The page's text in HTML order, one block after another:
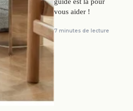
guide est là pour
vous aider !
7 minutes de lecture